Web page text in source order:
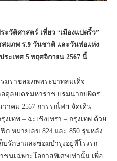
วัติศาสตร์ เที่ยว “เมืองแปดริ้ว”
สมภพ ร.9 วันชาติ และวันพ่อแห่ง
ระเทศ 5 พฤศจิกายน 2567 นี้
มราชสมภพพระบาทสมเด็จ
ดุลยเดชมหาราช บรมนาถบพิตร
าคม 2567 การรถไฟฯ จัดเดิน
เทพ – ฉะเชิงเทรา – กรุงเทพ ด้วย
หมายเลข 824 และ 850 รุ่นหลัง
บรักษาและซ่อมบำรุงอยู่ที่โรงรถ
นเฉพาะโอกาสพิเศษเท่านั้น เพื่อ